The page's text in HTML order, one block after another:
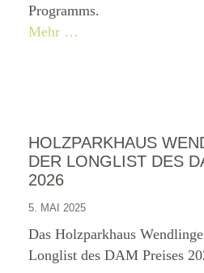
Programms.
Mehr …
HOLZPARKHAUS
DER LONGLIST DES
2026
5. MAI 2025
Das Holzparkhaus
Longlist des DAM Preises